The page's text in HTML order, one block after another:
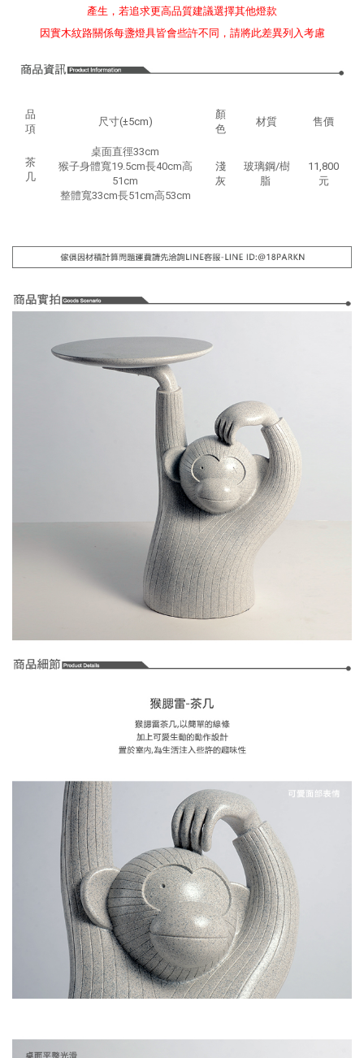
產生，若追求更高品質建議選擇其他燈款
因實木紋路關係每盞燈具皆會些許不同，請將此差異列入考慮
品
項
尺寸(±5cm)
顏
色
材質 售價
茶
几
桌面直徑33cm
猴子身體寬19.5cm長40cm高
51cm
整體寬33cm長51cm高53cm
淺
灰
玻璃鋼/樹
脂
11,800
元